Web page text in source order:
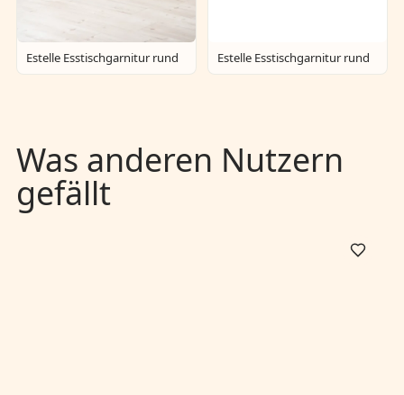
Estelle Esstischgarnitur rund Estelle Esstischgarnitur rund
Was anderen Nutzern
gefällt